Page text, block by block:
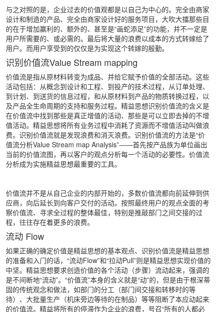
与之对照的是，企业过去的价值观都是以自己为中心的。完全由商家
设计和制造的产品、完全由商家设计好的服务项目，大吹大擂那些目
的在于增加赢利的、额外的、甚至是“画蛇添足”的功能，并不一定是
用户所需要的、或必需的。最后将大量的浪费以成本的方式转嫁给了
用户。而用户享受到的仅仅是为实现这个转嫁的殷勤。
识别价值流Value Stream mapping
价值流是指从原材料转变为成品、并给它赋予价值的全部活动。这些
活动包括：从概念到设计和工程、到投产的技术过程，从订单处理、
到计划、到送货的信息过程，和从原材料到产品的物质转换过程，以
及产品全生命周期的支持和服务过程。精益思想识别价值流的含义是
在价值流中找到那些是真正增值的活动、那些是可以立即去掉的不增
值活动。精益思想将所有业务过程中消耗了资源而不增值活动叫做浪
费。识别价值流就是发现浪费和消灭浪费。识别价值流的方法是“价
值流分析Value Stream map Analysis”——首先按产品族为单位画出
当前的价值流图，再以客户的观点分析每一个活动的必要性。价值流
分析成为实施精益思想最重要的工具。
价值流并不是从自己企业的内部开始的，多数价值流都向前延伸到供
应商，向后延长到向客户交付的活动。按照最终用户的观点全面的考
察价值流、寻求全过程的整体最佳，特别是推敲部门之间交接的过
程，往往存在着更多的浪费。
流动 Flow
如果正确的确定价值是精益思想的基本观点、识别价值流是精益思想
的准备和入门的话，“流动Flow”和“拉动Pull”则是精益思想实现价值的
中坚。精益思想要求创造价值的各个活动（步骤）流动起来，强调的
是不间断地“流动”。“价值流”本身的含义就是“动”的，但是由于根深蒂
固的传统观念和做法，如部门的分工（部门间交接和转移时的等
待）、大批量生产（机床旁边等待的在制品）等等阻断了本应动起来
的价值流。精益将所有的停滞作为企业的浪费，号召“所有的人都必